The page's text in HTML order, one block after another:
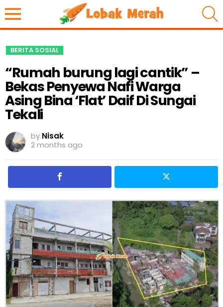
BERITA SOSIAL
“Rumah burung lagi cantik” –
Bekas Penyewa Nafi Warga
Asing Bina ‘Flat’ Daif Di Sungai
Tekali
by Nisak
2 months ago